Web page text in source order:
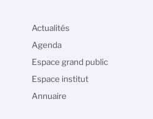
Actualités
Agenda
Espace grand public
Espace institut
Annuaire